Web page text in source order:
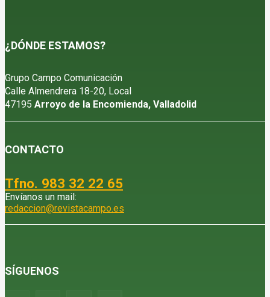
¿DÓNDE ESTAMOS?
Grupo Campo Comunicación
Calle Almendrera 18-20, Local
47195 Arroyo de la Encomienda, Valladolid
CONTACTO
Tfno. 983 32 22 65
Envíanos un mail:
redaccion@revistacampo.es
SÍGUENOS